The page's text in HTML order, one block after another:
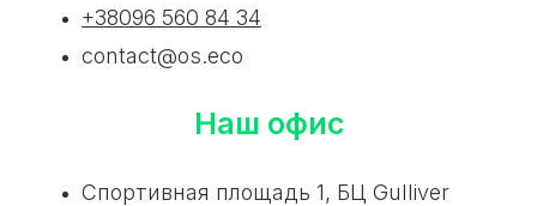
+38096 560 84 34
contact@os.eco
Наш офис
Спортивная площадь 1, БЦ Gulliver